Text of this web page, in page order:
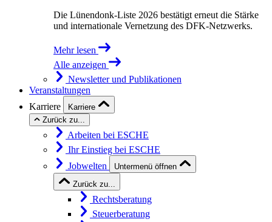
Die Lünendonk-Liste 2026 bestätigt erneut die Stärke
und internationale Vernetzung des DFK-Netzwerks.
Mehr lesen
Alle anzeigen
Newsletter und Publikationen
Veranstaltungen
Karriere
Karriere
Zurück zu...
Arbeiten bei ESCHE
Ihr Einstieg bei ESCHE
Jobwelten
Untermenü öffnen
Zurück zu...
Rechtsberatung
Steuerberatung